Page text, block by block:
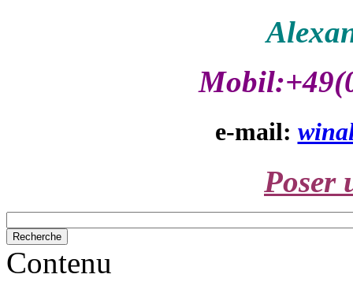
e-mail:
Poser
Contenu